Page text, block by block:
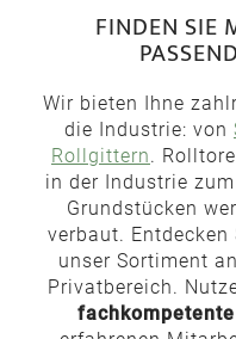
FINDEN SIE
Wir bieten Ihne
die Industrie: von
Rollgittern.
in der Industrie
Grundstücken
verbaut. Entdecken
unser Sortiment an
Privatbereich.